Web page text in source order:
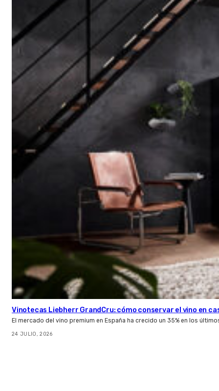
Vinotecas Liebherr GrandCru: cómo conservar el vino en
El mercado del vino premium en España ha crecido un 35% en los
24 JULIO, 2026